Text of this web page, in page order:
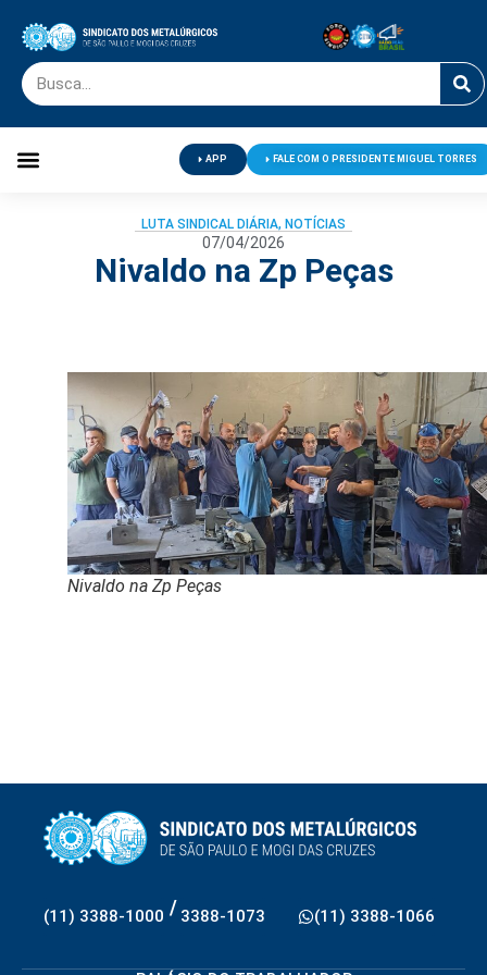
APP FALE COM O PRESIDENTE MIGUEL TORRES
LUTA SINDICAL DIÁRIA, NOTÍCIAS
07/04/2026
Nivaldo na Zp Peças
Nivaldo na Zp Peças
(11) 3388-1000 / 3388-1073 (11) 3388-1066